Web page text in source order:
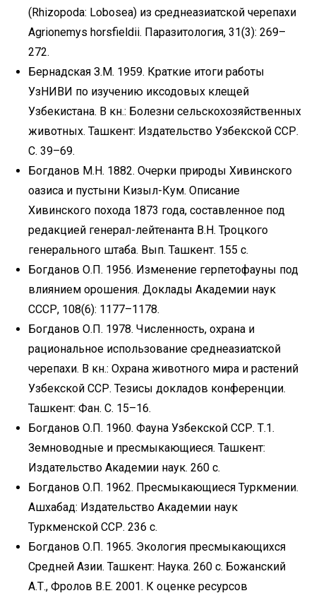
(Rhizopoda: Lobosea) из среднеазиатской черепахи
Agrionemys horsfieldii. Паразитология, 31(3): 269–
272.
Бернадская З.М. 1959. Краткие итоги работы
УзНИВИ по изучению иксодовых клещей
Узбекистана. В кн.: Болезни сельскохозяйственных
животных. Ташкент: Издательство Узбекской ССР.
С. 39–69.
Богданов М.Н. 1882. Очерки природы Хивинского
оазиса и пустыни Кизыл-Кум. Описание
Хивинского похода 1873 года, составленное под
редакцией генерал-лейтенанта В.Н. Троцкого
генерального штаба. Вып. Ташкент. 155 с.
Богданов О.П. 1956. Изменение герпетофауны под
влиянием орошения. Доклады Академии наук
СССР, 108(6): 1177–1178.
Богданов О.П. 1978. Численность, охрана и
рациональное использование среднеазиатской
черепахи. В кн.: Охрана животного мира и растений
Узбекской ССР. Тезисы докладов конференции.
Ташкент: Фан. С. 15–16.
Богданов О.П. 1960. Фауна Узбекской ССР. Т.1.
Земноводные и пресмыкающиеся. Ташкент:
Издательство Академии наук. 260 с.
Богданов О.П. 1962. Пресмыкающиеся Туркмении.
Ашхабад: Издательство Академии наук
Туркменской ССР. 236 с.
Богданов О.П. 1965. Экология пресмыкающихся
Средней Азии. Ташкент: Наука. 260 с. Божанский
А.Т., Фролов В.Е. 2001. К оценке ресурсов